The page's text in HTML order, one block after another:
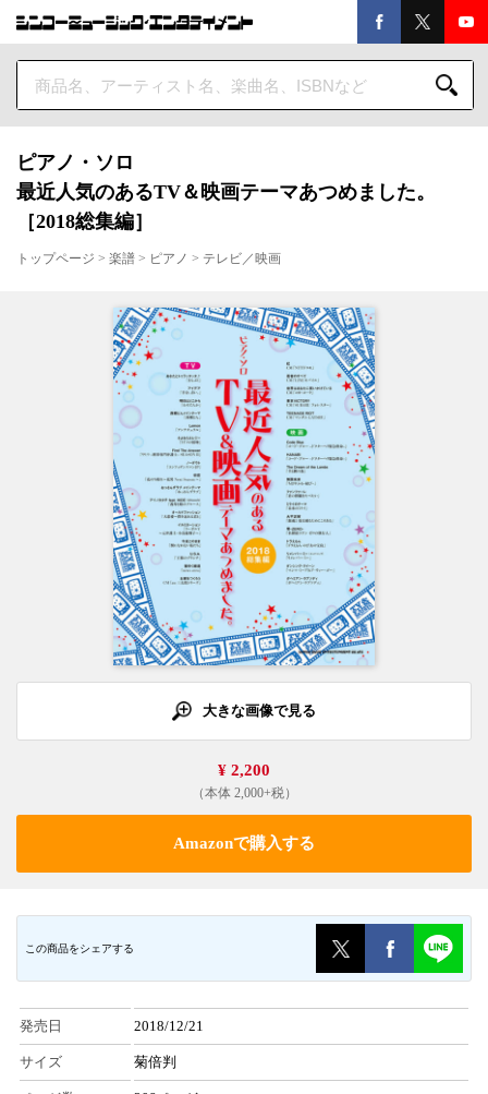
ピアノ・ソロ
最近人気のあるTV＆映画テーマあつめました。
［2018総集編］
トップページ > 楽譜 > ピアノ > テレビ／映画
大きな画像で見る
¥ 2,200
（本体 2,000+税）
Amazonで購入する
この商品をシェアする
発売日 2018/12/21
サイズ 菊倍判